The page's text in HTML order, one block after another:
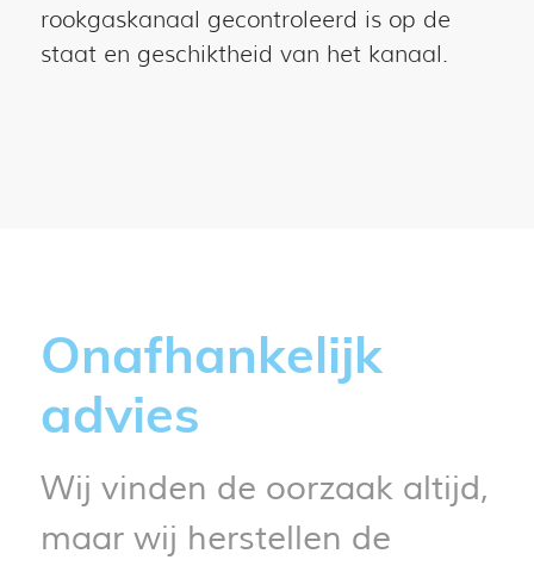
rookgaskanaal gecontroleerd is op de
staat en geschiktheid van het kanaal.
Onafhankelijk
advies
Wij vinden de oorzaak altijd,
maar wij herstellen de